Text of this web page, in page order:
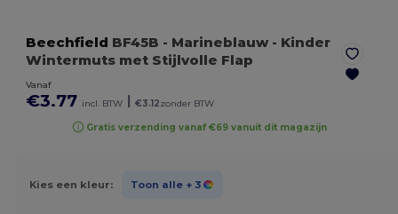
Beechfield BF45B - Marineblauw - Kinder
Wintermuts met Stijlvolle Flap
Vanaf
€3.77 incl. BTW | €3.12zonder BTW
Gratis verzending vanaf €69 vanuit dit magazijn
Kies een kleur: Toon alle + 3